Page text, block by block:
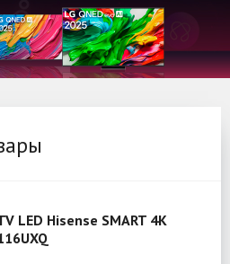
LED Hisense SMART 4K